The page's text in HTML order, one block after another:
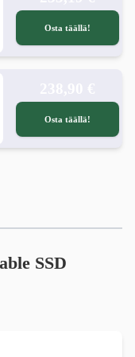
Osta täällä!
Osta täällä!
SSD